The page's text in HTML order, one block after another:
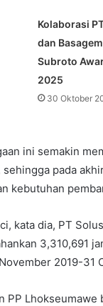
Kolaborasi
dan
Subroto
2025
30 Oktober
ini semakin
pada
kebutuhan
kata dia, PT
3,310,691
2019-31
PP